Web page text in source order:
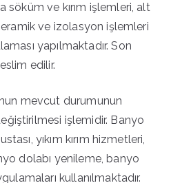
söküm ve kırım işlemleri, alt
ve izolasyon işlemleri
yapılmaktadır. Son
edilir.
mevcut durumunun
işlemidir. Banyo
yıkım kırım hizmetleri,
dolabı yenileme, banyo
kullanılmaktadır.